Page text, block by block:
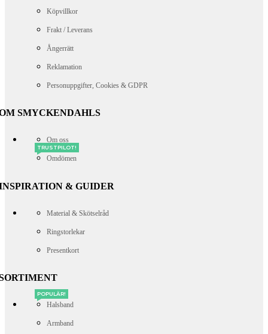
Köpvillkor
Frakt / Leverans
Ångerrätt
Reklamation
Personuppgifter, Cookies & GDPR
SMYCKENDAHLS
Om oss
Omdömen
TRUSTPILOT!
& GUIDER
Material & Skötselråd
Ringstorlekar
Presentkort
Halsband
POPULÄR!
Armband